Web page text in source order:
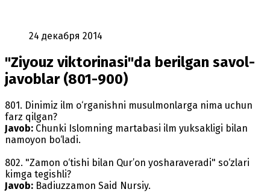
24 декабря 2014
"Ziyouz viktorinasi"da berilgan savol-
javoblar (801-900)
801. Dinimiz ilm o‘rganishni musulmonlarga nima uchun
farz qilgan?
Javob: Chunki Islomning martabasi ilm yuksakligi bilan
namoyon bo‘ladi.
802. "Zamon o‘tishi bilan Qur’on yosharaveradi" so‘zlari
kimga tegishli?
Javob: Badiuzzamon Said Nursiy.